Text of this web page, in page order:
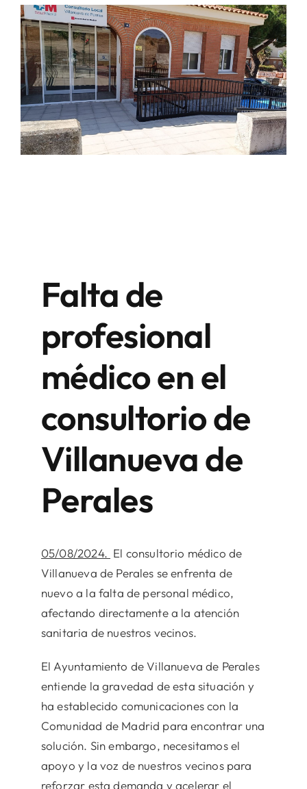
Falta de
profesional
médico en el
consultorio de
Villanueva de
Perales
05/08/2024. El consultorio médico de
Villanueva de Perales se enfrenta de
nuevo a la falta de personal médico,
afectando directamente a la atención
sanitaria de nuestros vecinos.
El Ayuntamiento de Villanueva de Perales
entiende la gravedad de esta situación y
ha establecido comunicaciones con la
Comunidad de Madrid para encontrar una
solución. Sin embargo, necesitamos el
apoyo y la voz de nuestros vecinos para
reforzar esta demanda y acelerar el